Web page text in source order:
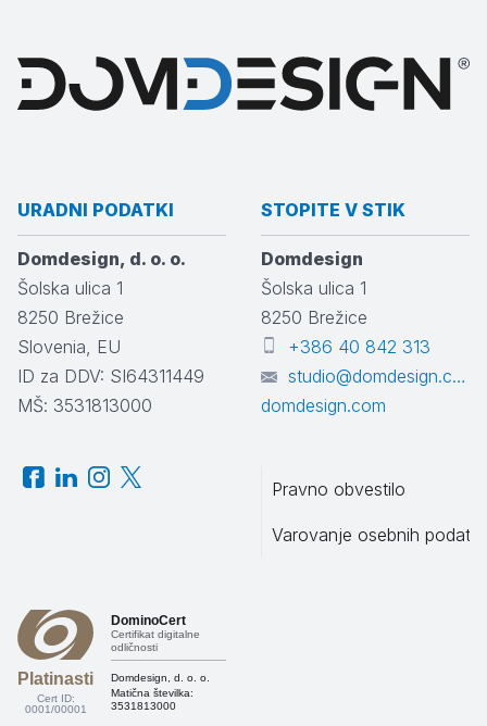
URADNI PODATKI
Domdesign, d. o. o.
Šolska ulica 1
8250 Brežice
Slovenia, EU
ID za DDV: SI64311449
MŠ: 3531813000
STOPITE V STIK
Domdesign
Šolska ulica 1
8250 Brežice
+386 40 842 313
studio@domdesign.com
domdesign.com
Pravno obvestilo
Varovanje osebnih
Platinasti
Cert ID:
0001/00001
DominoCert
Certifikat digitalne
odličnosti
Domdesign, d. o. o.
Matična številka:
3531813000